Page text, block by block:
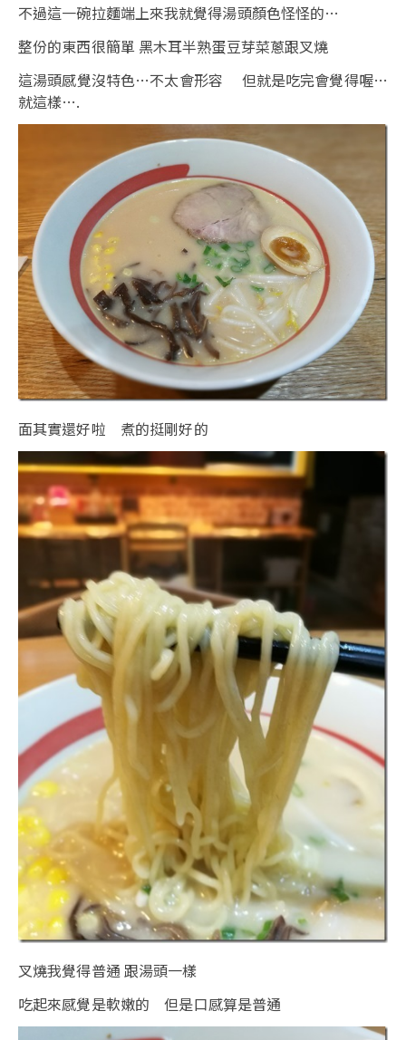
不過這一碗拉麵端上來我就覺得湯頭顏色怪怪的…
整份的東西很簡單 黑木耳半熟蛋豆芽菜蔥跟叉燒
這湯頭感覺沒特色…不太會形容 但就是吃完會覺得喔…
就這樣….
面其實還好啦 煮的挺剛好的
叉燒我覺得普通 跟湯頭一樣
吃起來感覺是軟嫩的 但是口感算是普通